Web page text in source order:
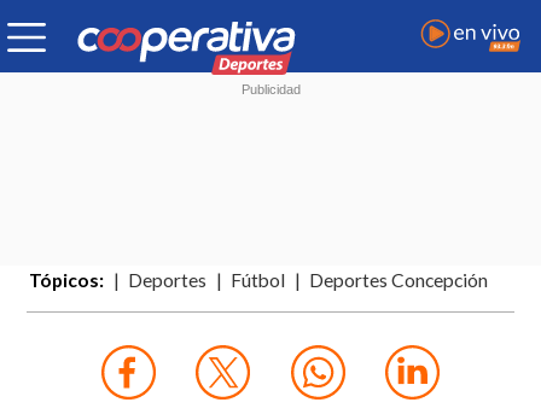
Tópicos: Deportes Fútbol Deportes Concepción